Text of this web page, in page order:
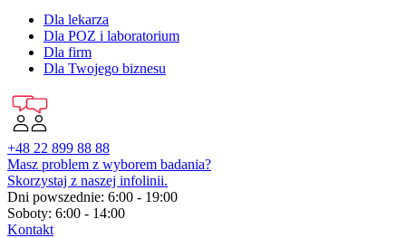
Dla lekarza
Dla POZ i laboratorium
Dla firm
Dla Twojego biznesu
+48 22 899 88 88
Masz problem z wyborem badania?
Skorzystaj z naszej infolinii.
Dni powszednie: 6:00 - 19:00
Soboty: 6:00 - 14:00
Kontakt